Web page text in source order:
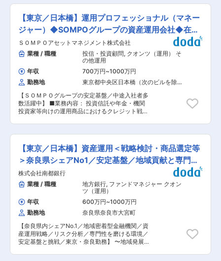
会社の定める業務
去最高を記録しています。 ・2025年3月期の当期
純利益は前年同期比25.35％増の138億５百万
円、実質業務純益は同18.46％増の183億71百円
でともに過去最高 ・貸出金は、同5.73％増の1兆
2,047億円、預金は同4.76％増の1兆6,079億円で
過去最高を更新 ・信用組合の預金量ランキングで
積金・貸出金信用組合No.1として地域金融機関の
使命と役割を果たすために、地域経済の担い手で
ある中小・零細企業への支援融資の取り組みを行
っています。全営業店における地域のイベントや
各種セミナー等の催しを通じて「地域に根ざした
お客さま本位の営業姿勢」に徹しています。
で、具体的には下記の業務内容です。 ・信用リス
ク、市場リスク、カントリーリスク管理 ・自己資
本比率の算定に関する業務対応 ・株式等に関する
企画・管理業務 ■当行について 当行は、福岡を
中心に九州全域に支店を展開する地方銀行です。
円滑な資金供給や質の高い金融サービスの提供を
通じて、地域経済の発展に貢献し、お客さま、株
主の皆さまをはじめとするさまざまなステークホ
ルダーから高く評価される地域金融機関を目指し
ております。 ■2026年竣工の新本店について：
西日本シティ銀行保有ビルの連鎖的再開発の第一
弾として、西日本シティ銀行の本店機能に加え、
オフィスフロアや商業店舗を配置した複合ビル。
◎大規模立体広場「コネクティッドコア」：地
上・地下の歩行者ネットワークを強化し、周辺の
賑わいを創出。 ◎環境配慮：「ZEB Ready」認証
駅」と直結し、国内外へのアクセスが良好。
◎BCPと感染症対応：免震構造と非常用発電機を
設置し、災害時や感染症に強い設計。 ◎洗練され
たデザイン：国際的な建築デザイン事務所「3XN
Architects」によるデザイン。 ◎地域貢献：高音
響性能のホールやアートの設置で地域文化の発展
に寄与。 変更の範囲：当行業務全般
【東京／日本橋】運用プロフェッショナル（マネー
ジャー）◆SOMPOグループの資産運用会社◆在宅
勤務可
ＳＯＭＰＯアセットマネジメント株式会社
業種 / 職種
投信・投資顧問, クオンツ（運用） そ
の他運用
年収
700万円~1000万円
勤務地
東京都中央区日本橋（次のビルを除
【ＳＯＭＰＯグループの安定基盤／中途入社者多
数活躍中】 ■業務内容： 投資信託や年金・機関
投資家等向けの運用商品におけるクレジット戦略
中心とした企業分析及び社債評価、クレジット・
ポートフォリオ運営に係る分析ツール開発等 ・内
外債券の運用商品開発（クレジット投資関連） ・
顧客等への報告やプレゼンテーションの実施 ■募
集部署について： 運用部グローバル債券グループ
は、アクティブ戦略の高度化を追求する運用プロ
フェッショナルが所属し、債券運用業務や資産ア
ロケーション業務を行っています。今回はクレジ
ット戦略の体制強化を図るものです。 ■当社の特
徴・魅力： 当社は、お客さまの中長期的な資産形
成に資する最高品質の商品・サービスを提案・提
供し、「日本一お客さまのことを考える資産運用
会社」になることを目指しています。 またフィデ
ューシャリー・デューティーを、「プロフェッシ
ョナルとしてお客さまのことを第一に考える責
務」と考えており、その実践として、以下の3つ
【東京／日本橋】資産運用＜戦略検討・商品選定等
＞奈良県シェアNo1／安定基盤／地域貢献と専門性
を両立
株式会社南都銀行
業種 / 職種
地方銀行, ファンドマネジャー クオン
ツ（運用）
年収
600万円~1000万円
勤務地
奈良県奈良市大宮町
【奈良県内シェアNo.1／地域密着型金融機関／資
産運用戦略／リスク分析／専門性を磨ける環境／
安定基盤と挑戦／東京・奈良勤務】 〜地域発展に